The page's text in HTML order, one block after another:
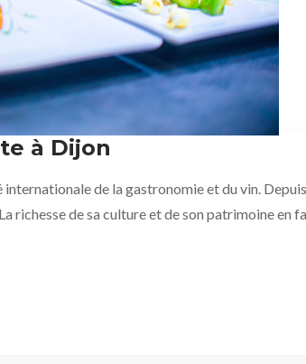
à Dijon
de la gastronomie et du vin.
de sa culture et de son patrimoine en